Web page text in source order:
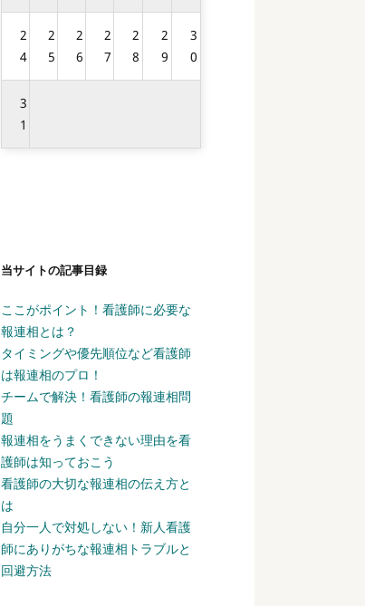
2
4
2
5
2
6
2
7
2
8
2
9
3
0
3
1
当サイトの記事目録
ここがポイント！看護師に必要な
報連相とは？
タイミングや優先順位など看護師
は報連相のプロ！
チームで解決！看護師の報連相問
題
報連相をうまくできない理由を看
護師は知っておこう
看護師の大切な報連相の伝え方と
は
自分一人で対処しない！新人看護
師にありがちな報連相トラブルと
回避方法